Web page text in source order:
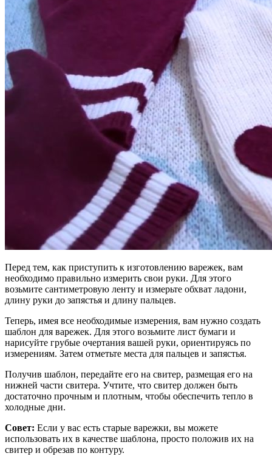
Перед тем, как приступить к изготовлению варежек, вам
необходимо правильно измерить свои руки. Для этого
возьмите сантиметровую ленту и измерьте обхват ладони,
длину руки до запястья и длину пальцев.
Теперь, имея все необходимые измерения, вам нужно создать
шаблон для варежек. Для этого возьмите лист бумаги и
нарисуйте грубые очертания вашей руки, ориентируясь по
измерениям. Затем отметьте места для пальцев и запястья.
Получив шаблон, передайте его на свитер, размещая его на
нижней части свитера. Учтите, что свитер должен быть
достаточно прочным и плотным, чтобы обеспечить тепло в
холодные дни.
Совет: Если у вас есть старые варежки, вы можете
использовать их в качестве шаблона, просто положив их на
свитер и обрезав по контуру.